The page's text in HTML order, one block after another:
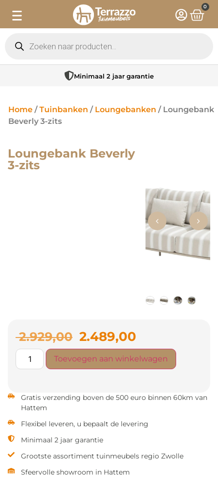
0
Minimaal 2 jaar garantie
Home /Tuinbanken / Loungebanken / Loungebank
Beverly 3-zits
Loungebank Beverly
3-zits
2.929,00 2.489,00
Toevoegen aan winkelwagen
Gratis verzending boven de 500 euro binnen 60km van
Hattem
Flexibel leveren, u bepaalt de levering
Minimaal 2 jaar garantie
Grootste assortiment tuinmeubels regio Zwolle
Sfeervolle showroom in Hattem